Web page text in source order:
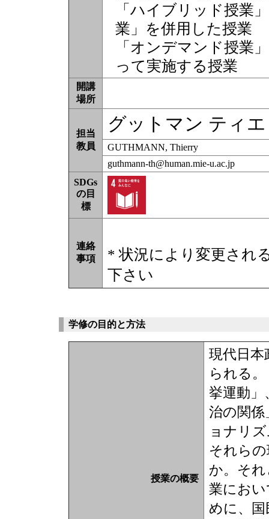
「ハイブリッド授業
業」を併用した授業
「オンデマンド授業
って実施する授業
開講
場所
担当
教員
グットマン ティ
GUTHMANN, Thierry
guthmann-th@human.mie-u.ac.jp
SDGs
の目
標
連絡
事項
* 状況により変更され
下さい
学修の目的と方法
授業の概要
現代日
られる
挙運動」
治の関係
ョナリ
それら
か。そ
業にお
めに、